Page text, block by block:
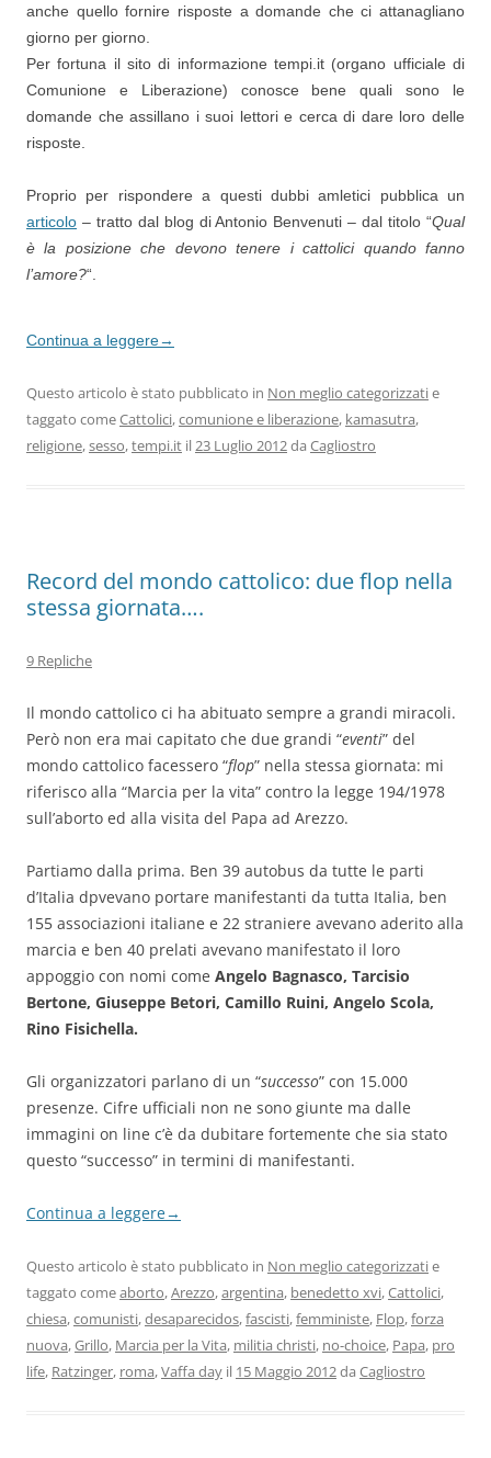
anche quello fornire risposte a domande che ci attanagliano
giorno per giorno.
Per fortuna il sito di informazione tempi.it (organo ufficiale di
Comunione e Liberazione) conosce bene quali sono le
domande che assillano i suoi lettori e cerca di dare loro delle
risposte.
Proprio per rispondere a questi dubbi amletici pubblica un
articolo – tratto dal blog di Antonio Benvenuti – dal titolo “Qual
è la posizione che devono tenere i cattolici quando fanno
l’amore?“.
Continua a leggere→
Questo articolo è stato pubblicato in Non meglio categorizzatie
taggato comeCattolici,comunione e liberazione, kamasutra,
religione,sesso,tempi.it il23 Luglio 2012da Cagliostro
Record del mondo cattolico: due flop nella
stessa giornata….
9 Repliche
Il mondo cattolico ci ha abituato sempre a grandi miracoli.
Però non era mai capitato che due grandi “eventi” del
mondo cattolico facessero “flop” nella stessa giornata: mi
riferisco alla “Marcia per la vita” contro la legge 194/1978
sull’aborto ed alla visita del Papa ad Arezzo.
Partiamo dalla prima. Ben 39 autobus da tutte le parti
d’Italia dpvevano portare manifestanti da tutta Italia, ben
155 associazioni italiane e 22 straniere avevano aderito alla
marcia e ben 40 prelati avevano manifestato il loro
appoggio con nomi come Angelo Bagnasco, Tarcisio
Bertone, Giuseppe Betori, Camillo Ruini, Angelo Scola,
Rino Fisichella.
Gli organizzatori parlano di un “successo” con 15.000
presenze. Cifre ufficiali non ne sono giunte ma dalle
immagini on line c’è da dubitare fortemente che sia stato
questo “successo” in termini di manifestanti.
Continua a leggere→
Questo articolo è stato pubblicato in Non meglio categorizzatie
taggato comeaborto,Arezzo,argentina, benedetto xvi,Cattolici,
chiesa,comunisti,desaparecidos,fascisti,femministe, Flop,forza
nuova,Grillo, Marcia per la Vita, militia christi, no-choice, Papa, pro
life, Ratzinger, roma,Vaffa day il 15 Maggio 2012da Cagliostro